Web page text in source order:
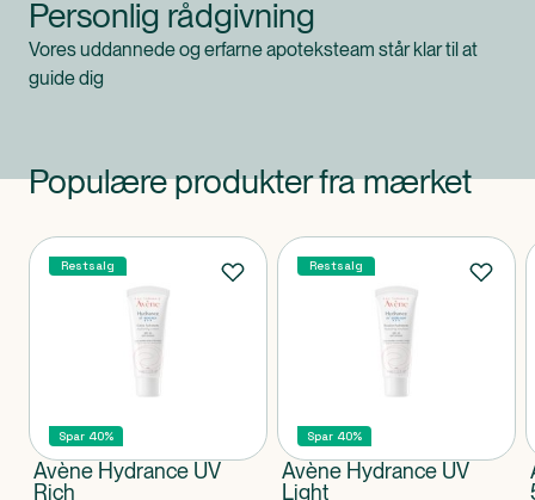
Personlig rådgivning
Vores uddannede og erfarne apoteksteam står klar til at
guide dig
Populære produkter fra mærket
Produkter
Restsalg
Spar 40%
Avène Hydrance UV
Rich
Restsalg
Spar 40%
Avène Hydrance UV
Light